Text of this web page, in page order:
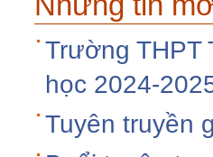
Trường THPT
học 2024-
Tuyên truyền